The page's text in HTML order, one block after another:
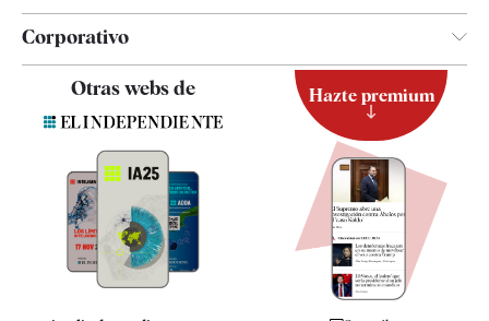
Corporativo
Contacto
Quiénes somos
Especificaciones
Otras webs de Hazte premium